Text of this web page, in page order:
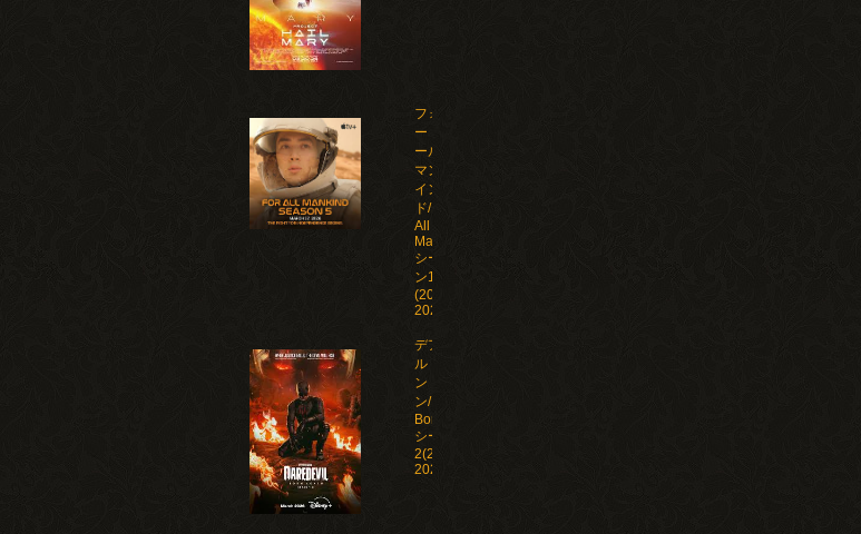
フォ
ー・オ
ール・
マンカ
イン
ド/For
All
Mankind
シーズ
ン1-5
(2019-
2026)
デアデビ
ル：ボー
ン・アゲイ
ン/Daredevil:
Born Again
シーズン1-
2(2025-
2026)